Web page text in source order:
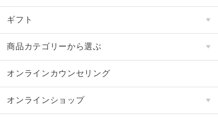
ギフト
商品カテゴリーから選ぶ
オンラインカウンセリング
オンラインショップ